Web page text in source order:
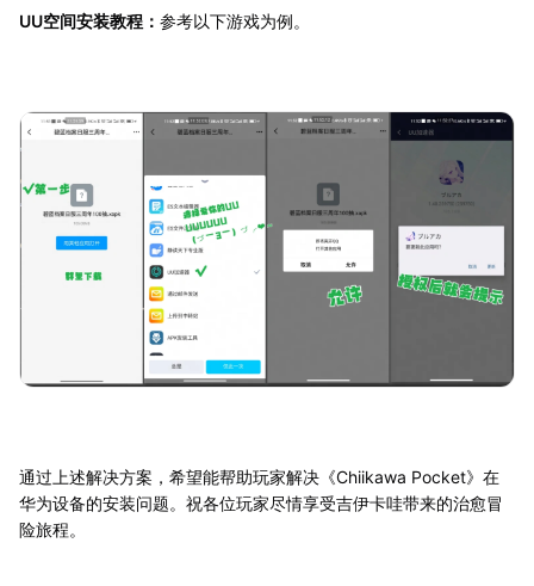
UU空间安装教程： 参考以下游戏为例。
通过上述解决方案，希望能帮助玩家解决《Chiikawa Pocket》在
华为设备的安装问题。祝各位玩家尽情享受吉伊卡哇带来的治愈冒
险旅程。